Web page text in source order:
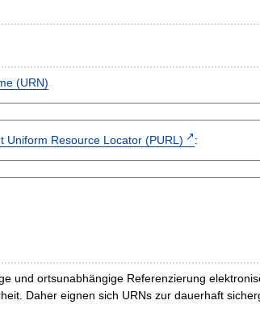
(URN)
Uniform Resource Locator (PURL) :
und ortsunabhängige Referenzierung
Daher eignen sich URNs zur dauerhaft